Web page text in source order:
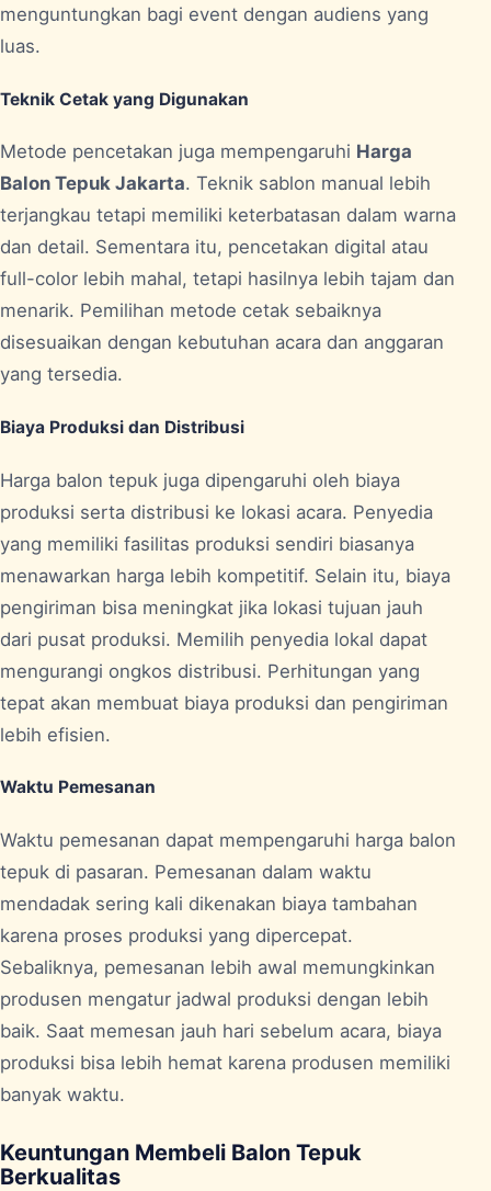
menguntungkan bagi event dengan audiens yang
luas.
Teknik Cetak yang Digunakan
Metode pencetakan juga mempengaruhi Harga
Balon Tepuk Jakarta. Teknik sablon manual lebih
terjangkau tetapi memiliki keterbatasan dalam warna
dan detail. Sementara itu, pencetakan digital atau
full-color lebih mahal, tetapi hasilnya lebih tajam dan
menarik. Pemilihan metode cetak sebaiknya
disesuaikan dengan kebutuhan acara dan anggaran
yang tersedia.
Biaya Produksi dan Distribusi
Harga balon tepuk juga dipengaruhi oleh biaya
produksi serta distribusi ke lokasi acara. Penyedia
yang memiliki fasilitas produksi sendiri biasanya
menawarkan harga lebih kompetitif. Selain itu, biaya
pengiriman bisa meningkat jika lokasi tujuan jauh
dari pusat produksi. Memilih penyedia lokal dapat
mengurangi ongkos distribusi. Perhitungan yang
tepat akan membuat biaya produksi dan pengiriman
lebih efisien.
Waktu Pemesanan
Waktu pemesanan dapat mempengaruhi harga balon
tepuk di pasaran. Pemesanan dalam waktu
mendadak sering kali dikenakan biaya tambahan
karena proses produksi yang dipercepat.
Sebaliknya, pemesanan lebih awal memungkinkan
produsen mengatur jadwal produksi dengan lebih
baik. Saat memesan jauh hari sebelum acara, biaya
produksi bisa lebih hemat karena produsen memiliki
banyak waktu.
Keuntungan Membeli Balon Tepuk
Berkualitas